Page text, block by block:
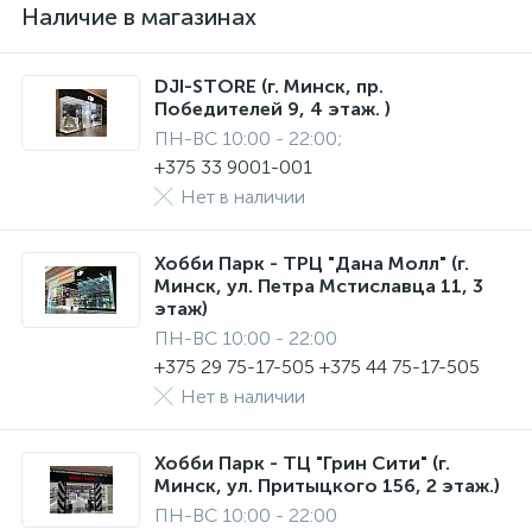
Наличие в магазинах
DJI-STORE (г. Минск, пр.
Победителей 9, 4 этаж. )
ПН-ВС 10:00 - 22:00;
+375 33 9001-001
Нет в наличии
Хобби Парк - ТРЦ "Дана Молл" (г.
Минск, ул. Петра Мстиславца 11, 3
этаж)
ПН-ВС 10:00 - 22:00
+375 29 75-17-505 +375 44 75-17-505
Нет в наличии
Хобби Парк - ТЦ "Грин Сити" (г.
Минск, ул. Притыцкого 156, 2 этаж.)
ПН-ВС 10:00 - 22:00